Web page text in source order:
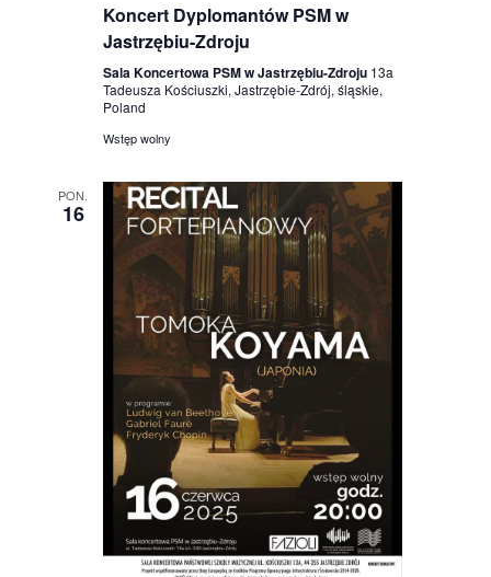
Koncert Dyplomantów PSM w
Jastrzębiu-Zdroju
Sala Koncertowa PSM w Jastrzębiu-Zdroju 13a
Tadeusza Kościuszki, Jastrzębie-Zdrój, śląskie,
Poland
Wstęp wolny
PON.
16